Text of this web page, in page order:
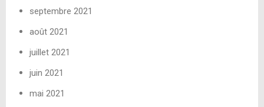
septembre 2021
août 2021
juillet 2021
juin 2021
mai 2021